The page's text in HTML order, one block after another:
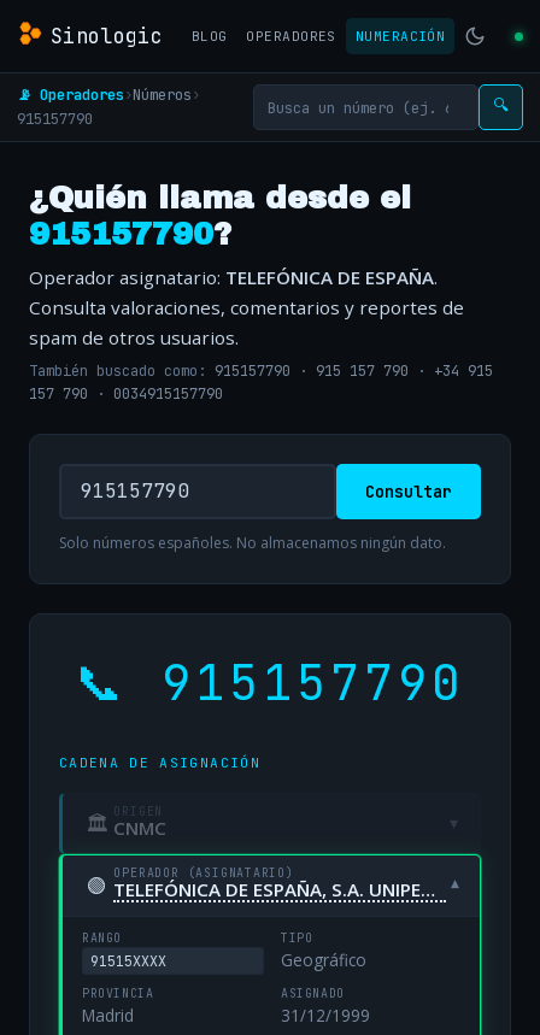
Sinologic BLOG OPERADORES NUMERACIÓN
📡 Operadores›Números›
915157790
🔍
¿Quién llama desde el
915157790?
Operador asignatario: TELEFÓNICA DE ESPAÑA.
Consulta valoraciones, comentarios y reportes de
spam de otros usuarios.
También buscado como: 915157790 · 915 157 790 · +34 915
157 790 · 0034915157790
Consultar
Solo números españoles. No almacenamos ningún dato.
📞 915157790
CADENA DE ASIGNACIÓN
🏛 ORIGEN
CNMC ▾
🟢 OPERADOR (ASIGNATARIO)
TELEFÓNICA DE ESPAÑA, S.A. UNIPERSONAL ▾
RANGO
91515XXXX
TIPO
Geográfico
PROVINCIA
Madrid
ASIGNADO
31/12/1999